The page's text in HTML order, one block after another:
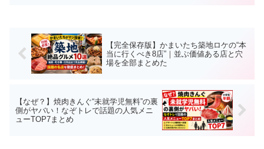
【完全保存版】かまいたち築地ロケの“本
当に行くべき8店”｜並ぶ価値ある店と穴
場を全部まとめた
【なぜ？】焼肉きんぐ“未就学児無料”の裏
側がヤバい！なぞトレで話題の人気メニ
ューTOP7まとめ